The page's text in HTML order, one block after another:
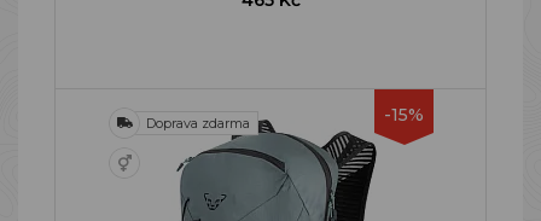
-15%
Doprava zdarma